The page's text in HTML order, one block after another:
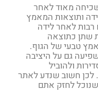
מאוד לאחר
ותוצאות המאמץ
רבות לאחר לידה
שתן כתוצאה
טבעי של הגוף.
גם על היציבה
ולהוביל
לכן חשוב שנדע לאתר
לחזק אתם